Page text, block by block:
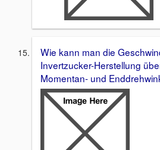
Wie kann man die
Invertzucker-Herstellung
Momentan- und